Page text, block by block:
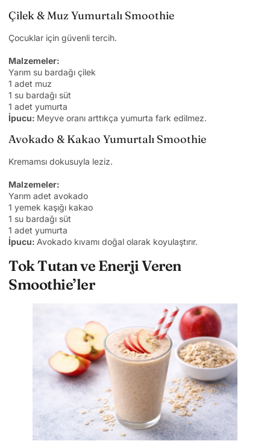
Çilek & Muz Yumurtalı Smoothie
Çocuklar için güvenli tercih.
Malzemeler:
Yarım su bardağı çilek
1 adet muz
1 su bardağı süt
1 adet yumurta
İpucu: Meyve oranı arttıkça yumurta fark edilmez.
Avokado & Kakao Yumurtalı Smoothie
Kremamsı dokusuyla leziz.
Malzemeler:
Yarım adet avokado
1 yemek kaşığı kakao
1 su bardağı süt
1 adet yumurta
İpucu: Avokado kıvamı doğal olarak koyulaştırır.
Tok Tutan ve Enerji Veren
Smoothie’ler